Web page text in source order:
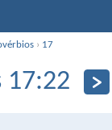
› 17
17:22